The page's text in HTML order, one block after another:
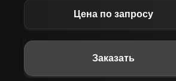
Цена по запросу
Заказать